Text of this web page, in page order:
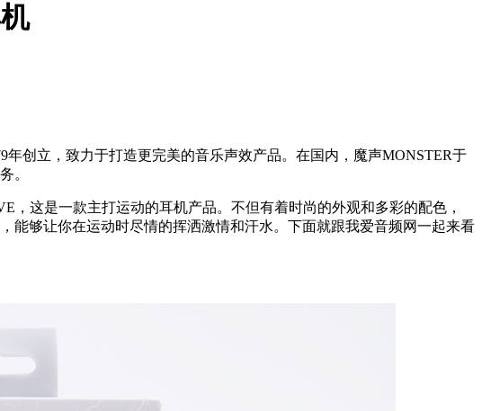
创立，致力于打造更完美的音乐声效产品。在国内，魔声MONSTER于
。
，这是一款主打运动的耳机产品。不但有着时尚的外观和多彩的配色，
能够让你在运动时尽情的挥洒激情和汗水。下面就跟我爱音频网一起来看